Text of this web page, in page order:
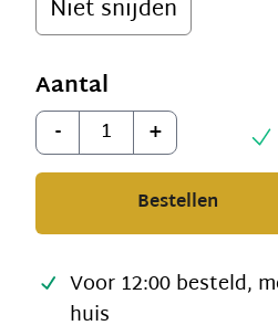
Niet snijden
Aantal
-
Aantal +
Bestellen
Voor 12:00 besteld,
huis